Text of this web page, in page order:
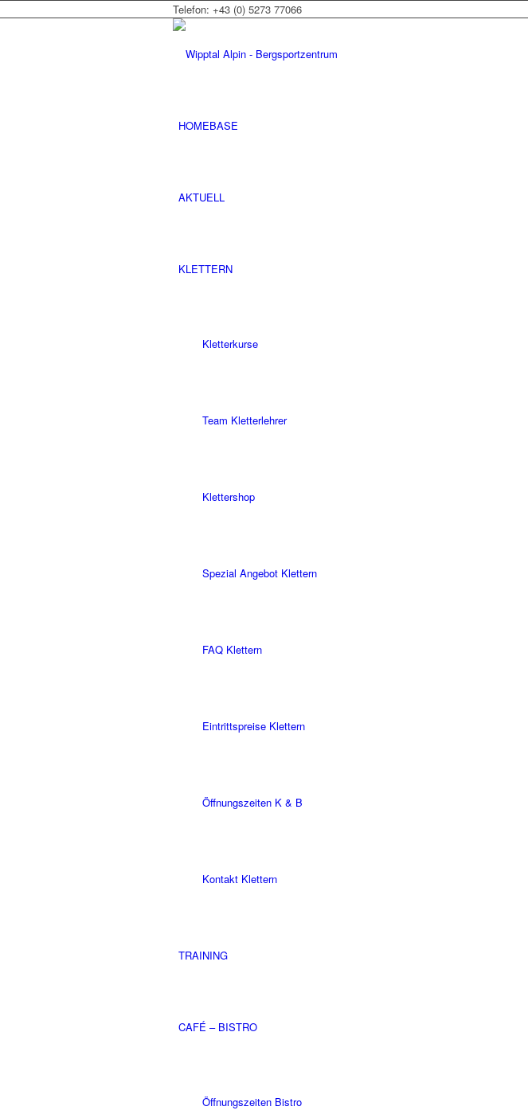
Telefon: +43 (0) 5273 77066
HOMEBASE
AKTUELL
KLETTERN
Kletterkurse
Team Kletterlehrer
Klettershop
Spezial Angebot Klettern
FAQ Klettern
Eintrittspreise Klettern
Öffnungszeiten K & B
Kontakt Klettern
TRAINING
CAFÉ – BISTRO
Öffnungszeiten Bistro